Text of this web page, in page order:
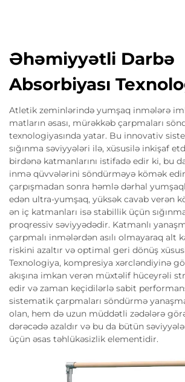
Əhəmiyyətli Darbə
Absorbiyası
Atletik zeminlərində yumşaq inmələrə
matların əsası, mürəkkəb çarpmaları
texnologiyasında yatar. Bu innovativ
sığınma səviyyələri ilə, xüsusilə inkişaf
birdənə katmanlarını istifadə edir ki, bu
inmə qüvvələrini söndürməyə kömək
çarpışmadan sonra həmlə dərhal
edən ultra-yumşaq, yüksək cavab verən
ən iç katmanları isə stabillik üçün
proqressiv səviyyədədir. Katmanlı
çarpmalı inmələrdən asılı olmayaraq alt
riskini azaltır və optimal geri dönüş
Texnologiya, kompresiya xərcləndiyinə
akışına imkan verən müxtəlif hüceyrəli
edir və zaman keçidilərlə sabit
sistematik çarpmaları söndürmə
olan, hem də uzun müddətli zədələrə
dərəcədə azaldır və bu da bütün
üçün əsas təhlükəsizlik elementidir.